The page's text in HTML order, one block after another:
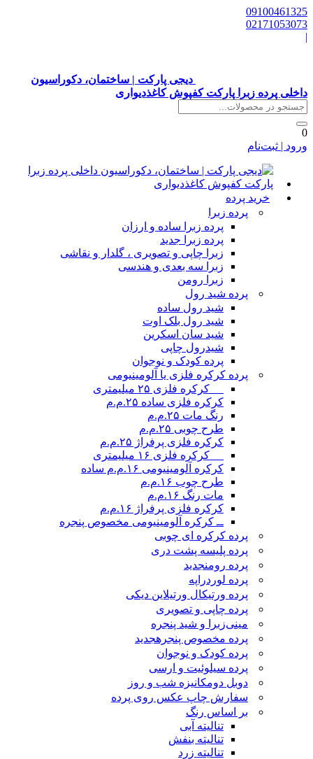
دیجی پارکت | ساختمان، دکوراسیون
پرده زبرا پارکت کفپوش کاغذدیواری
| ثبت‌نام
خرید پرده
پرده زبرا
پرده زبرا ساده و ارزان
پرده زبرا جدید
زبرا چاپی و تصویری ، گلدار و نقاشی
زبرا سه بعدی و هندسی
زبرا رومن
پرده شید رول
شید رول ساده
شید رول بلک اوت
شید سان اسکرین
شیدرول چاپی
پرده کودک و نوجوان
پرده کرکره فلزی یا آلومینیومی
__ کرکره فلزی ۲۵ میلیمتری
کرکره فلزی ساده ۲۵.م.م
رنگ مات ۲۵.م.م
طرح چوبی ۲۵.م.م
کرکره فلزی پرفراژ ۲۵.م.م
__ کرکره فلزی ۱۶ میلیمتری
کرکره آلومینیومی ۱۶.م.م ساده
طرح چوب ۱۶.م.م
مات رنگ ۱۶.م.م
کرکره فلزی پرفراژ ۱۶.م.م
ــ کرکره آلومینیومی مخصوص پنجره
پرده کرکره ای چوبی
پرده پلیسه پشت دری
پرده رومنجدید
پرده لوردراپه
پرده ورتیکال ورتیلاین دیکی
پرده چاپی و تصویری
مینی‌زبرا و شید پنجره
پرده مخصوص پنجره جدید
پرده کودک و نوجوان
پرده سیلوئیت و ارسی
دوبل دومکانیزه شب و روز
سفارش چاپ عکس روی پرده
بر اساس رنگ
تنالیته آبی
تنالیته بنفش
تنالیته زرد